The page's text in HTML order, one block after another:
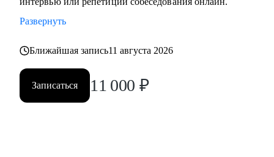
Развернуть
Ближайшая запись11 августа 2026
Записаться 11 000 ₽